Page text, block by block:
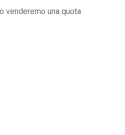
venderemo una quota